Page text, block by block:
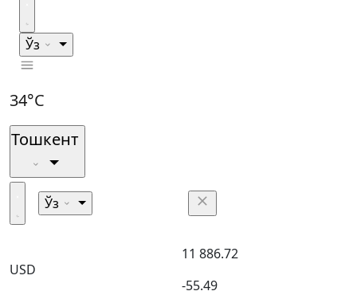
Ўз
34°C
Тошкент
Ўз
USD
11 886.72
-55.49